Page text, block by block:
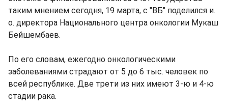
таким мнением сегодня, 19 марта, с "ВБ" поделился и.
о. директора Национального центра онкологии Мукаш
Бейшембаев.
По его словам, ежегодно онкологическими
заболеваниями страдают от 5 до 6 тыс. человек по
всей республике. Две трети из них имеют 3-ю и 4-ю
стадии рака.